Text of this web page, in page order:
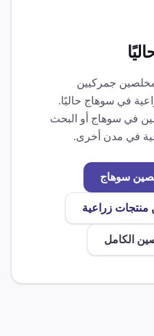
جمركيين
في سوهاج حاليًا.
في سوهاج أو البحث
في مدن أخرى.
سوهاج
منتجات زراعية
الكامل